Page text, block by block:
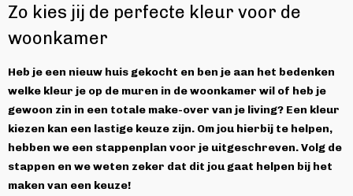
Zo kies jij de perfecte kleur voor de
woonkamer
Heb je een nieuw huis gekocht en ben je aan het bedenken
welke kleur je op de muren in de woonkamer wil of heb je
gewoon zin in een totale make-over van je living? Een kleur
kiezen kan een lastige keuze zijn. Om jou hierbij te helpen,
hebben we een stappenplan voor je uitgeschreven. Volg de
stappen en we weten zeker dat dit jou gaat helpen bij het
maken van een keuze!